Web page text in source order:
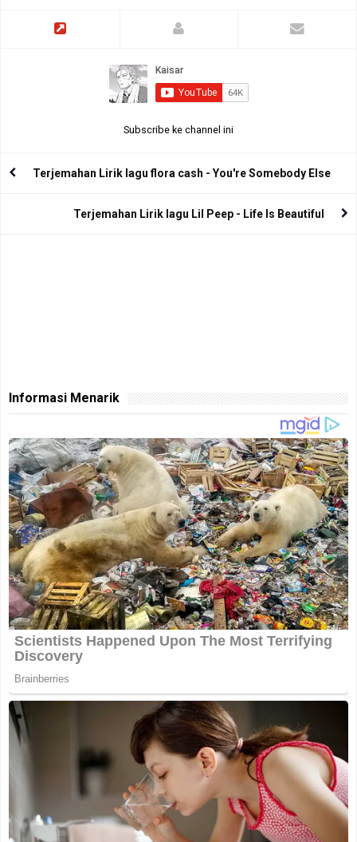
Subscribe ke channel ini
Terjemahan Lirik lagu flora cash - You're Somebody Else
Terjemahan Lirik lagu Lil Peep - Life Is Beautiful
Informasi Menarik